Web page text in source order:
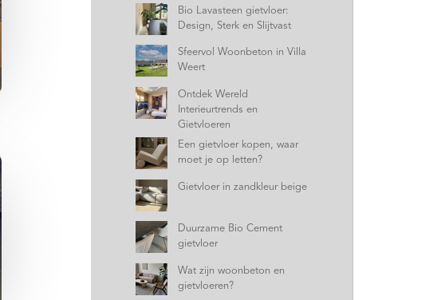
Bio Lavasteen gietvloer:
Design, Sterk en Slijtvast
Sfeervol Woonbeton in Villa
Weert
Ontdek Wereld
Interieurtrends en
Gietvloeren
Een gietvloer kopen, waar
moet je op letten?
Gietvloer in zandkleur beige
Duurzame Bio Cement
gietvloer
Wat zijn woonbeton en
gietvloeren?